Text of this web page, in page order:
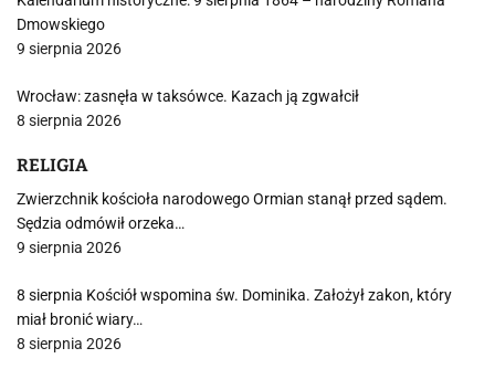
Dmowskiego
9 sierpnia 2026
Wrocław: zasnęła w taksówce. Kazach ją zgwałcił
8 sierpnia 2026
RELIGIA
Zwierzchnik kościoła narodowego Ormian stanął przed sądem.
Sędzia odmówił orzeka…
9 sierpnia 2026
8 sierpnia Kościół wspomina św. Dominika. Założył zakon, który
miał bronić wiary…
8 sierpnia 2026